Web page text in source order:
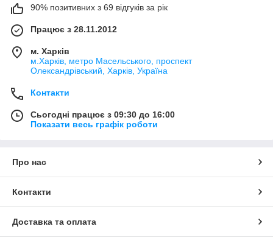
90% позитивних з 69 відгуків за рік
Працює з 28.11.2012
м. Харків
м.Харків, метро Масельського, проспект
Олександрівський, Харків, Україна
Контакти
Сьогодні працює з 09:30 до 16:00
Показати весь графік роботи
Про нас
Контакти
Доставка та оплата